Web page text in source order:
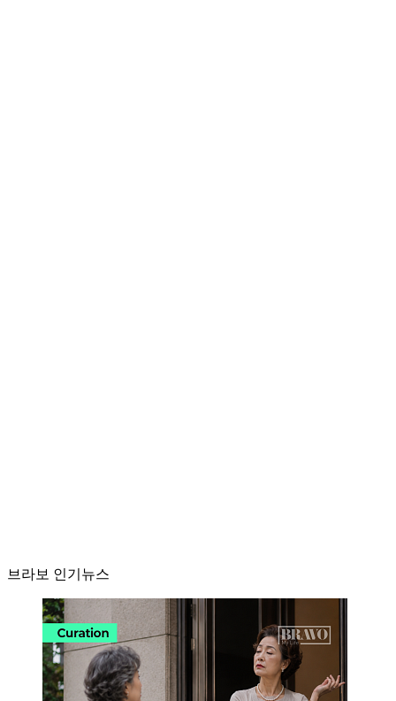
브라보 인기뉴스